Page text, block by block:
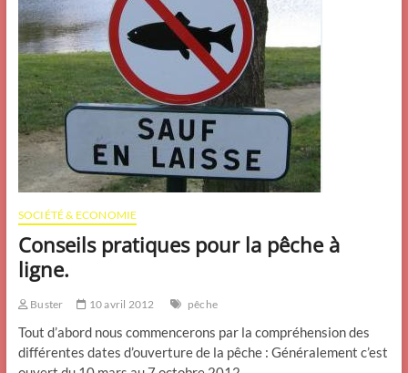
SOCIÉTÉ & ECONOMIE
Conseils pratiques pour la pêche à
ligne.
Buster 10 avril 2012 pêche
Tout d’abord nous commencerons par la compréhension des
différentes dates d’ouverture de la pêche : Généralement c’est